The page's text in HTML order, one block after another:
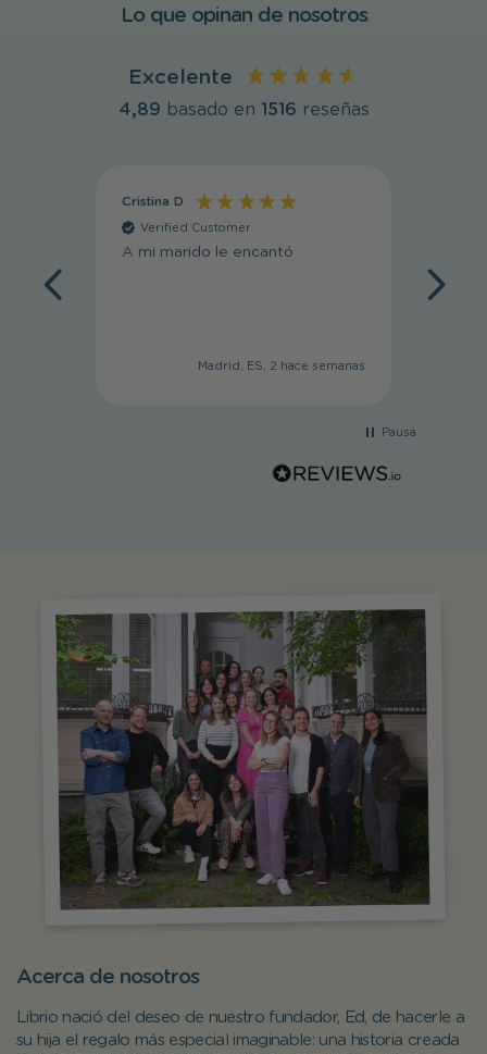
Lo que opinan de nosotros
Excelente
4,89 basado en 1516 reseñas
Cristina D
Verified Customer
A mi marido le encantó
Madrid, ES, 2 hace semanas
Pausa
Acerca de nosotros
Librio nació del deseo de nuestro fundador, Ed, de hacerle a
su hija el regalo más especial imaginable: una historia creada